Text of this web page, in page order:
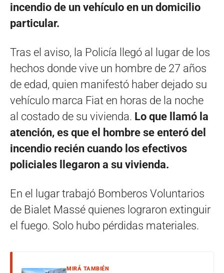
incendio de un vehículo en un domicilio
particular.
Tras el aviso, la Policía llegó al lugar de los
hechos donde vive un hombre de 27 años
de edad, quien manifestó haber dejado su
vehículo marca Fiat en horas de la noche
al costado de su vivienda. Lo que llamó la
atención, es que el hombre se enteró del
incendio recién cuando los efectivos
policiales llegaron a su vivienda.
En el lugar trabajó Bomberos Voluntarios
de Bialet Massé quienes lograron extinguir
el fuego. Solo hubo pérdidas materiales.
MIRÁ TAMBIÉN